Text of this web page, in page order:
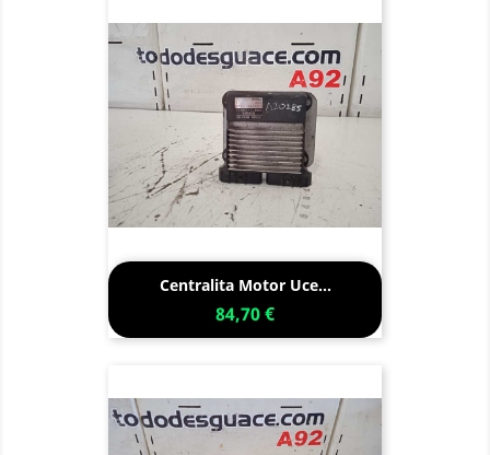
Centralita Motor Uce...
84,70 €